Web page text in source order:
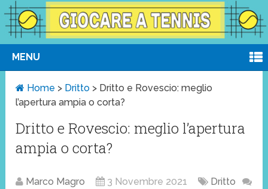
MENU
Home > Dritto > Dritto e Rovescio: meglio
l’apertura ampia o corta?
Dritto e Rovescio: meglio l’apertura
ampia o corta?
Marco Magro 3 Novembre 2021
Dritto